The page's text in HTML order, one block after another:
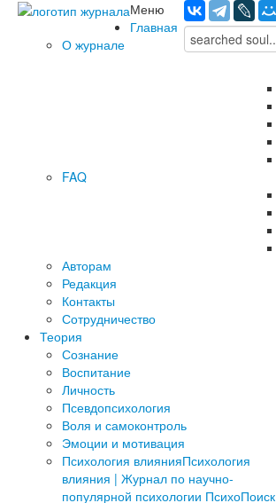
Меню
Главная
О журнале
FAQ
Авторам
Редакция
­Контакты
Сотрудничество
Теория
Сознание
Воспитание
Личность
Псевдопсихология
Воля и самоконтроль
Эмоции и мотивация
Психология влиянияПсихология
влияния | Журнал по научно-
популярной психологии ПсихоПоиск